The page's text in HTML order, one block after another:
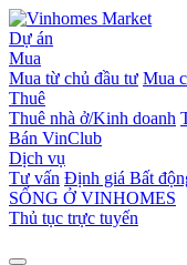
Dự án
Mua
Mua từ chủ đầu tư Mua
Thuê
Thuê nhà ở/Kinh doanh
Bán VinClub
Dịch vụ
Tư vấn Định giá Bất
SỐNG Ở VINHOMES
Thủ tục trực tuyến